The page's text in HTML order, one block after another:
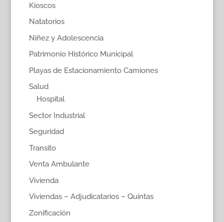
Kioscos
Natatorios
Niñez y Adolescencia
Patrimonio Histórico Municipal
Playas de Estacionamiento Camiones
Salud
Hospital
Sector Industrial
Seguridad
Transito
Venta Ambulante
Vivienda
Viviendas – Adjudicatarios – Quintas
Zonificación